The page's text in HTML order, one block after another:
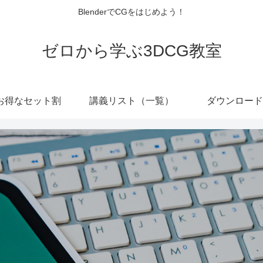
BlenderでCGをはじめよう！
ゼロから学ぶ3DCG教室
得なセット割 講義リスト（一覧） ダウンロード